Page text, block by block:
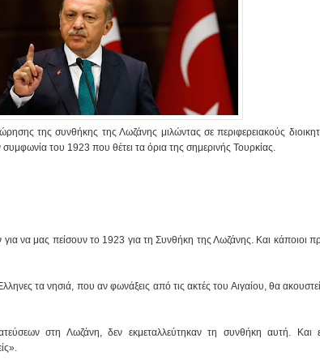
της συνθήκης της Λωζάνης μιλώντας σε περιφερειακούς
του 1923 που θέτει τα όρια της σημερινής Τουρκίας.
να μας πείσουν το 1923 για τη Συνθήκη της Λωζάνης. Και κάποιοι
τα νησιά, που αν φωνάξεις από τις ακτές του Αιγαίου, θα
στη Λωζάνη, δεν εκμεταλλεύτηκαν τη συνθήκη αυτή. Και